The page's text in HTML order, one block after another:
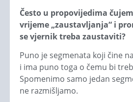
Često u propovijedima
vrijeme „zaustavljanja“ i
se vjernik treba zaustaviti?
Puno je segmenata koji čine
i ima puno toga o čemu bi
Spomenimo samo jedan
ne razmišljamo.